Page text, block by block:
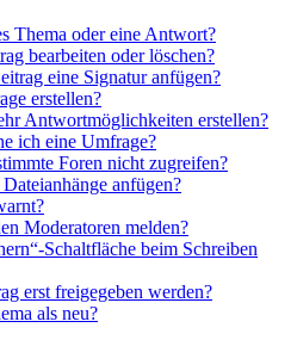
Thema oder eine Antwort?
bearbeiten oder löschen?
eine Signatur anfügen?
erstellen?
Antwortmöglichkeiten erstellen?
ich eine Umfrage?
Foren nicht zugreifen?
anfügen?
Moderatoren melden?
Schaltfläche beim Schreiben
erst freigegeben werden?
als neu?